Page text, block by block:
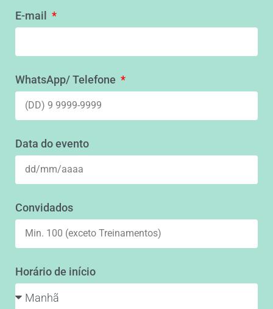
E-mail
WhatsApp/ Telefone
Data do evento
Convidados
Horário de início